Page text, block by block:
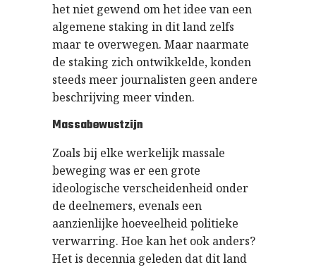
het niet gewend om het idee van een
algemene staking in dit land zelfs
maar te overwegen. Maar naarmate
de staking zich ontwikkelde, konden
steeds meer journalisten geen andere
beschrijving meer vinden.
Massabewustzijn
Zoals bij elke werkelijk massale
beweging was er een grote
ideologische verscheidenheid onder
de deelnemers, evenals een
aanzienlijke hoeveelheid politieke
verwarring. Hoe kan het ook anders?
Het is decennia geleden dat dit land